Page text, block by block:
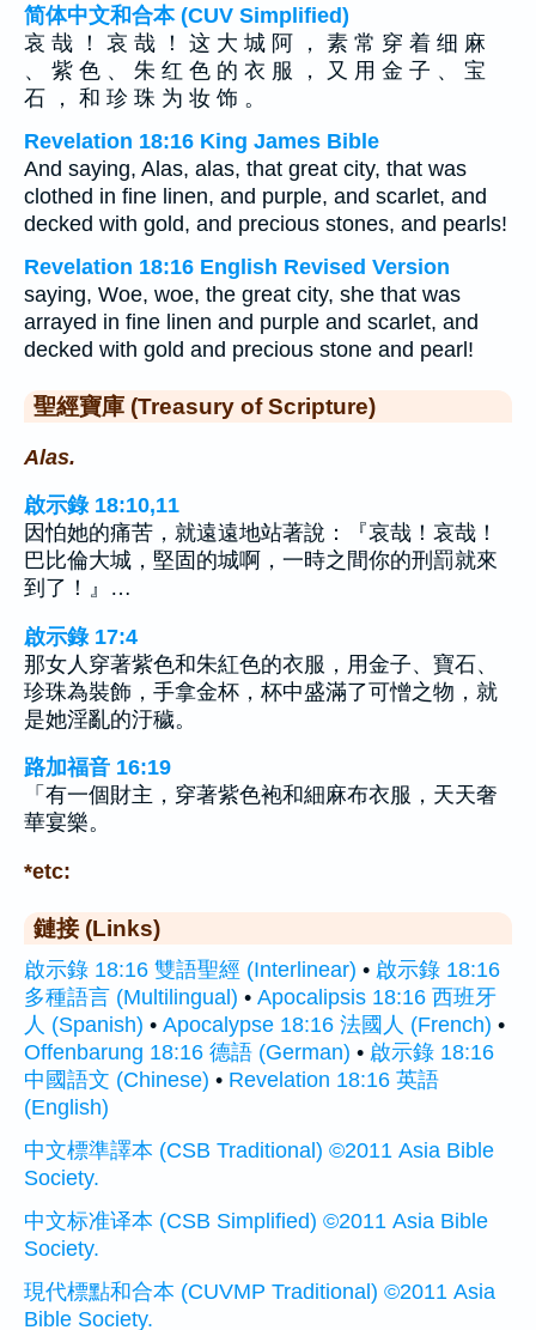
简体中文和合本 (CUV Simplified)
哀 哉 ！ 哀 哉 ！ 这 大 城 阿 ， 素 常 穿 着 细 麻
、 紫 色 、 朱 红 色 的 衣 服 ， 又 用 金 子 、 宝
石 ， 和 珍 珠 为 妆 饰 。
Revelation 18:16 King James Bible
And saying, Alas, alas, that great city, that was
clothed in fine linen, and purple, and scarlet, and
decked with gold, and precious stones, and pearls!
Revelation 18:16 English Revised Version
saying, Woe, woe, the great city, she that was
arrayed in fine linen and purple and scarlet, and
decked with gold and precious stone and pearl!
聖經寶庫 (Treasury of Scripture)
Alas.
啟示錄 18:10,11
因怕她的痛苦，就遠遠地站著說：『哀哉！哀哉！
巴比倫大城，堅固的城啊，一時之間你的刑罰就來
到了！』…
啟示錄 17:4
那女人穿著紫色和朱紅色的衣服，用金子、寶石、
珍珠為裝飾，手拿金杯，杯中盛滿了可憎之物，就
是她淫亂的汙穢。
路加福音 16:19
「有一個財主，穿著紫色袍和細麻布衣服，天天奢
華宴樂。
*etc:
鏈接 (Links)
啟示錄 18:16 雙語聖經 (Interlinear) • 啟示錄 18:16
多種語言 (Multilingual) • Apocalipsis 18:16 西班牙
人 (Spanish) • Apocalypse 18:16 法國人 (French) •
Offenbarung 18:16 德語 (German) • 啟示錄 18:16
中國語文 (Chinese) • Revelation 18:16 英語
(English)
中文標準譯本 (CSB Traditional) ©2011 Asia Bible
Society.
中文标准译本 (CSB Simplified) ©2011 Asia Bible
Society.
現代標點和合本 (CUVMP Traditional) ©2011 Asia
Bible Society.